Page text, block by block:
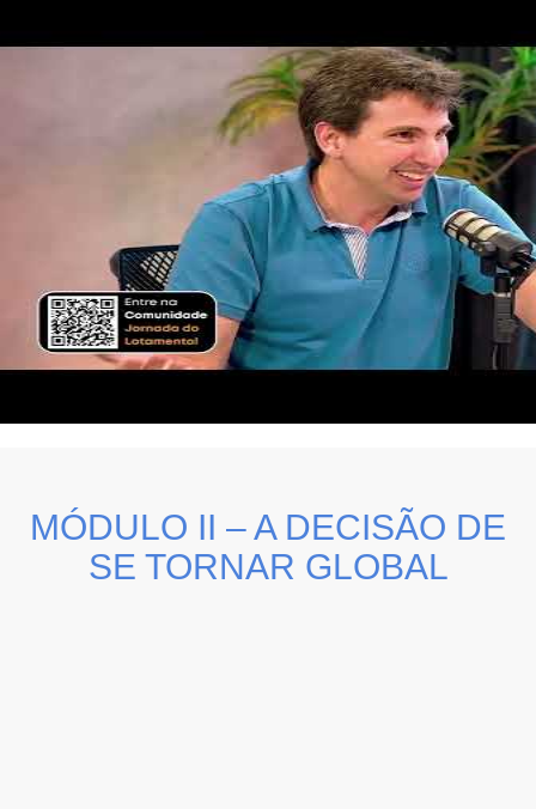
MÓDULO II – A DECISÃO DE
SE TORNAR GLOBAL